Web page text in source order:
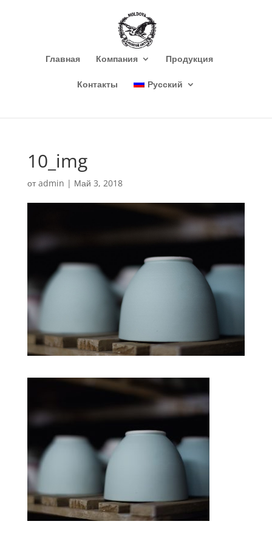
Главная Компания Продукция
Контакты Русский
10_img
отadmin | Май 3, 2018